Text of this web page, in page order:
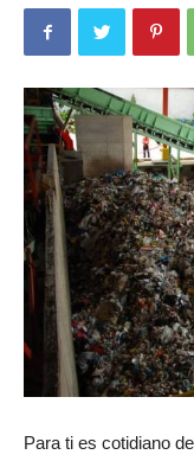
Para ti es cotidiano